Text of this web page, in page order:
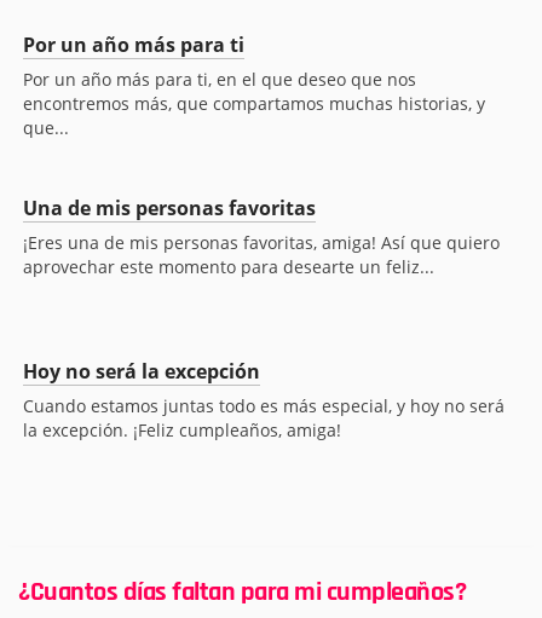
Por un año más para ti
Por un año más para ti, en el que deseo que nos
encontremos más, que compartamos muchas historias, y
que...
Una de mis personas favoritas
¡Eres una de mis personas favoritas, amiga! Así que quiero
aprovechar este momento para desearte un feliz...
Hoy no será la excepción
Cuando estamos juntas todo es más especial, y hoy no será
la excepción. ¡Feliz cumpleaños, amiga!
¿Cuantos días faltan para mi cumpleaños?